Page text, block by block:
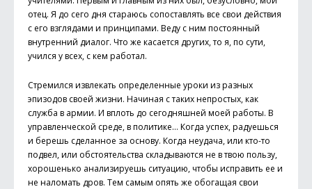
отец. Я до сего дня стараюсь сопоставлять все свои действия
с его взглядами и принципами. Веду с ним постоянный
внутренний диалог. Что же касается других, то я, по сути,
учился у всех, с кем работал.
Стремился извлекать определенные уроки из разных
эпизодов своей жизни. Начиная с таких непростых, как
служба в армии. И вплоть до сегодняшней моей работы. В
управленческой среде, в политике… Когда успех, радуешься
и берешь сделанное за основу. Когда неудача, или кто-то
подвел, или обстоятельства складываются не в твою пользу,
хорошенько анализируешь ситуацию, чтобы исправить ее и
не наломать дров. Тем самым опять же обогащая свои